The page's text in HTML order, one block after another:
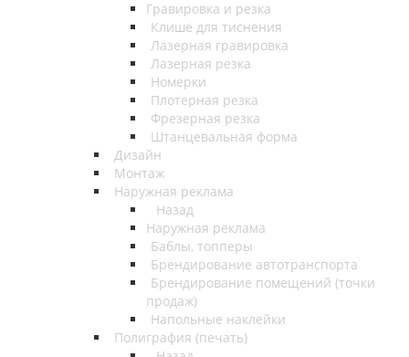
Гравировка и резка
Клише для тиснения
Лазерная гравировка
Лазерная резка
Номерки
Плотерная резка
Фрезерная резка
Штанцевальная форма
Дизайн
Монтаж
Наружная реклама
Назад
Наружная реклама
Баблы, топперы
Брендирование автотранспорта
Брендирование помещений (точки
продаж)
Напольные наклейки
Полиграфия (печать)